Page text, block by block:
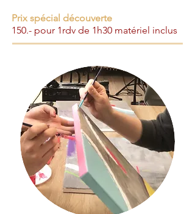
Prix spécial découverte
150.- pour 1rdv de 1h30 matériel inclus